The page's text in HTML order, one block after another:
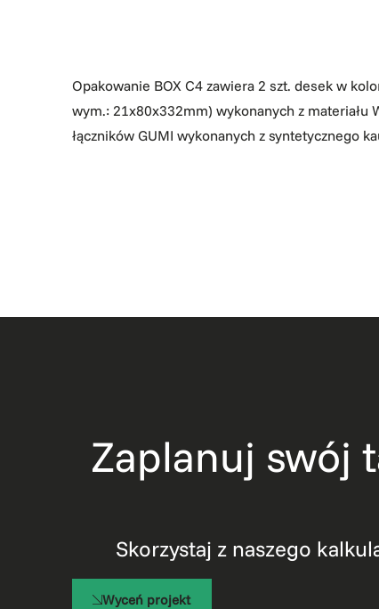
Opakowanie BOX C4 zawiera 2 szt. desek w
wym.: 21x80x332mm) wykonanych z materiału
łączników GUMI wykonanych z syntetycznego
Zaplanuj swój
Skorzystaj z naszego
Wyceń projekt